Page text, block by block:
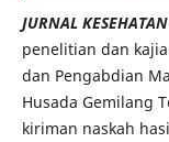
JURNAL
penelitian dan
dan Pengabdian
Husada Gemilang
kiriman naskah